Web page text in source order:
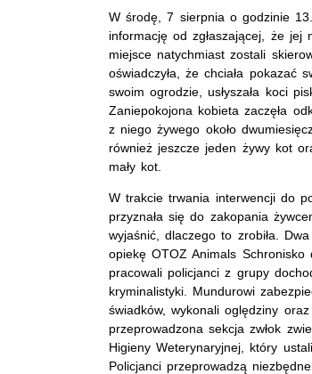
W środę, 7 sierpnia o godzinie
informację od zgłaszającej, że jej
miejsce natychmiast zostali
oświadczyła, że chciała pokazać
swoim ogrodzie, usłyszała koci
Zaniepokojona kobieta zaczęła
z niego żywego około
również jeszcze jeden żywy kot
mały kot.
W trakcie trwania interwencji do
przyznała się do zakopania
wyjaśnić, dlaczego to zrobiła.
opiekę OTOZ Animals
pracowali policjanci z grupy
kryminalistyki. Mundurowi
świadków, wykonali oględziny
przeprowadzona sekcja zwłok
Higieny Weterynaryjnej, który
Policjanci przeprowadzą